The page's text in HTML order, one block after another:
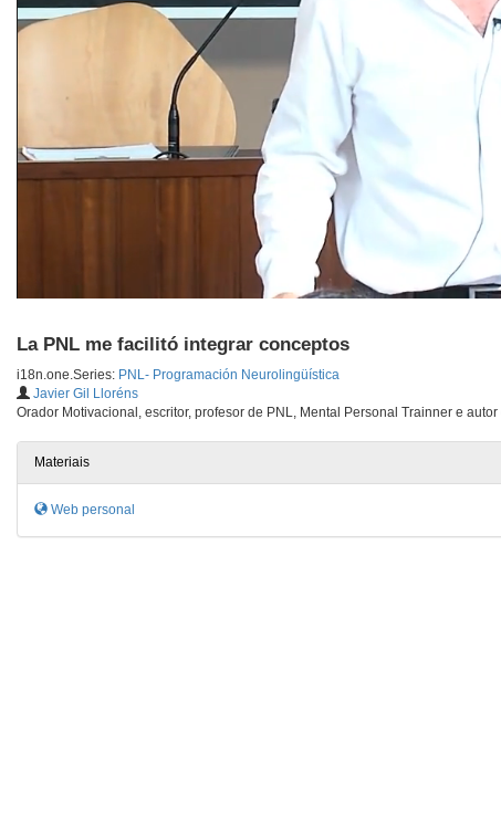
La PNL me facilitó integrar conceptos
i18n.one.Series: PNL- Programación Neurolingüística
Javier Gil Lloréns
Orador Motivacional, escritor, profesor de PNL, Mental Personal Trainner e autor
Materiais
Web personal